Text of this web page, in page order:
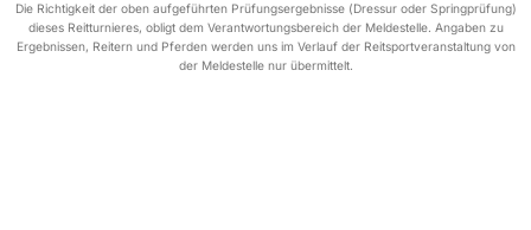
Die Richtigkeit der oben aufgeführten Prüfungsergebnisse (Dressur oder Springprüfung)
dieses Reitturnieres, obligt dem Verantwortungsbereich der Meldestelle. Angaben zu
Ergebnissen, Reitern und Pferden werden uns im Verlauf der Reitsportveranstaltung von
der Meldestelle nur übermittelt.